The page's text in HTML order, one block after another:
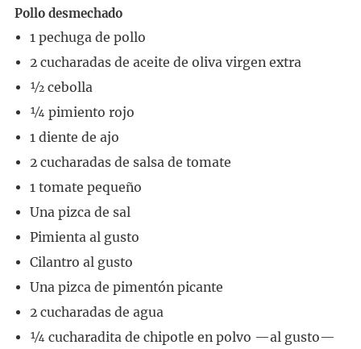
Pollo desmechado
1 pechuga de pollo
2 cucharadas de aceite de oliva virgen extra
½ cebolla
¼ pimiento rojo
1 diente de ajo
2 cucharadas de salsa de tomate
1 tomate pequeño
Una pizca de sal
Pimienta al gusto
Cilantro al gusto
Una pizca de pimentón picante
2 cucharadas de agua
¼ cucharadita de chipotle en polvo —al gusto—